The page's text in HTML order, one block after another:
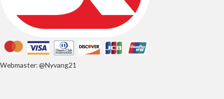
Webmaster: @Nyvang21